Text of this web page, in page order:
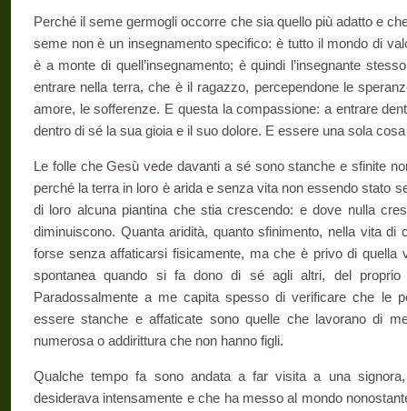
Perché il seme germogli occorre che sia quello più adatto e
seme non è un insegnamento specifico: è tutto il mondo di
è a monte di quell’insegnamento; è quindi l’insegnante
entrare nella terra, che è il ragazzo, percependone le
amore, le sofferenze. E questa la compassione: a entrare
dentro di sé la sua gioia e il suo dolore. E essere una sola
Le folle che Gesù vede davanti a sé sono stanche e sfinite
perché la terra in loro è arida e senza vita non essendo stato
di loro alcuna piantina che stia crescendo: e dove nulla
diminuiscono. Quanta aridità, quanto sfinimento, nella vita
forse senza affaticarsi fisicamente, ma che è privo di quella
spontanea quando si fa dono di sé agli altri, del proprio
Paradossalmente a me capita spesso di verificare che le
essere stanche e affaticate sono quelle che lavorano di
numerosa o addirittura che non hanno figli.
Qualche tempo fa sono andata a far visita a una
desiderava intensamente e che ha messo al mondo